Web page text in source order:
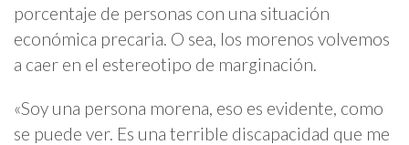
porcentaje de personas con una situación
económica precaria. O sea, los morenos volvemos
a caer en el estereotipo de marginación.
«Soy una persona morena, eso es evidente, como
se puede ver. Es una terrible discapacidad que me